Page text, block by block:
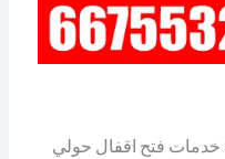
خدمات فتح اقفال حولي